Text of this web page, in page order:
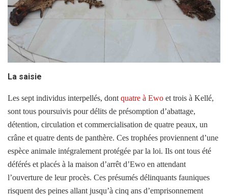
La saisie
Les sept individus interpellés, dont quatre à Ewo et trois à Kellé,
sont tous poursuivis pour délits de présomption d’abattage,
détention, circulation et commercialisation de quatre peaux, un
crâne et quatre dents de panthère. Ces trophées proviennent d’une
espèce animale intégralement protégée par la loi. Ils ont tous été
déférés et placés à la maison d’arrêt d’Ewo en attendant
l’ouverture de leur procès. Ces présumés délinquants fauniques
risquent des peines allant jusqu’à cinq ans d’emprisonnement